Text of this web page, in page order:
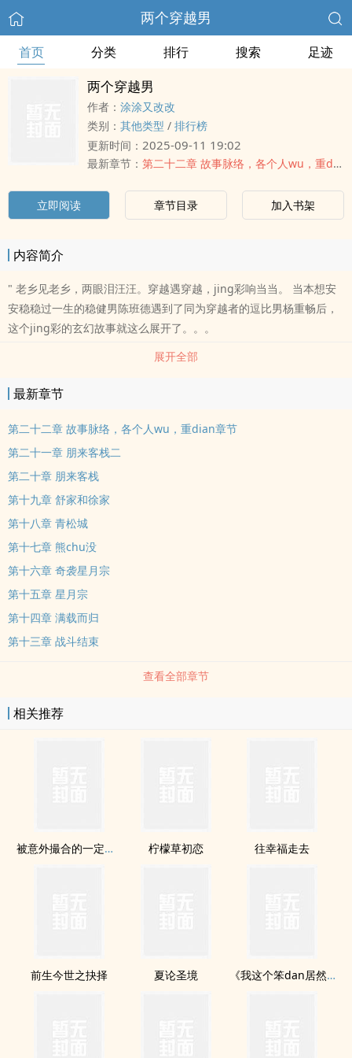
两个穿越男
首页 分类 排行 搜索 足迹
两个穿越男
作者： 涂涂又改改
类别： 其他类型 / 排行榜
更新时间： 2025-09-11 19:02
最新章节： 第二十二章 故事脉络，各个人wu，重dian章节
立即阅读 章节目录 加入书架
内容简介
" 老乡见老乡，两眼泪汪汪。穿越遇穿越，jing彩响当当。 当本想安
安稳稳过一生的稳健男陈班德遇到了同为穿越者的逗比男杨重畅后，
这个jing彩的玄幻故事就这么展开了。。。
展开全部
最新章节
第二十二章 故事脉络，各个人wu，重dian章节
第二十一章 朋来客栈二
第二十章 朋来客栈
第十九章 舒家和徐家
第十八章 青松城
第十七章 熊chu没
第十六章 奇袭星月宗
第十五章 星月宗
第十四章 满载而归
第十三章 战斗结束
查看全部章节
相关推荐
被意外撮合的一定是真ai 柠檬草初恋 往幸福走去
前生今世之抉择 夏论圣境 《我这个笨dan居然ai上他那个混dan》